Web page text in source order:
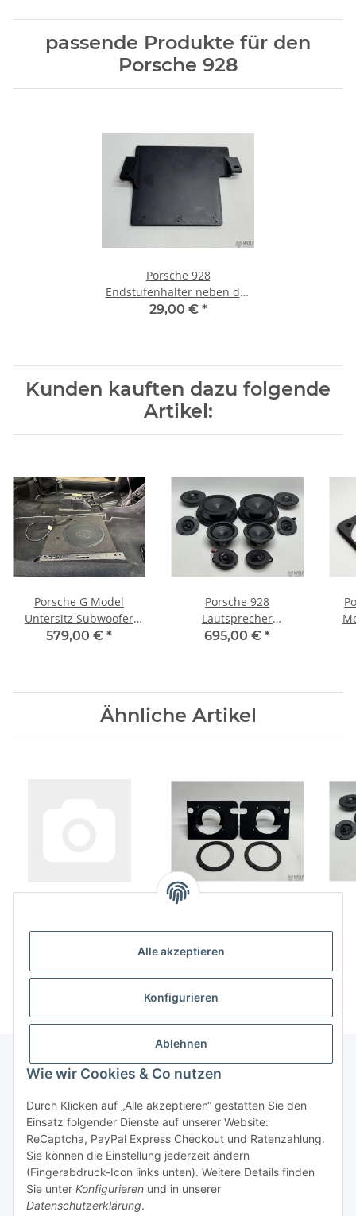
Alle akzeptieren
Konfigurieren
Ablehnen
Wie wir Cookies & Co nutzen
Durch Klicken auf „Alle akzeptieren“ gestatten Sie den
Einsatz folgender Dienste auf unserer Website:
ReCaptcha, PayPal Express Checkout und Ratenzahlung.
Sie können die Einstellung jederzeit ändern
(Fingerabdruck-Icon links unten). Weitere Details finden
Sie unter Konfigurieren und in unserer
Datenschutzerklärung.
passende Produkte für den
Porsche 928
Porsche 928
Endstufenhalter neben der
Sitzkonsole
29,00 € *
Kunden kauften dazu folgende
Artikel:
Porsche G Model
Untersitz Subwoofer
geschlossen 250mm
579,00 € *
Porsche 928
Lautsprecher
Komplettset Front Heck
695,00 € *
Ähnliche Artikel
original Gitter
Gesetzliche Informationen
Vertrag widerrufen